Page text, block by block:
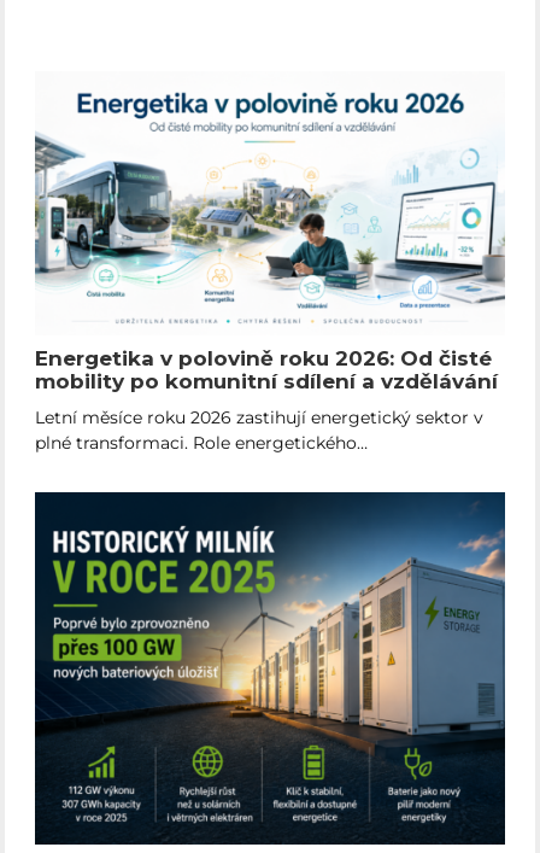
Energetika v polovině roku 2026: Od čisté
mobility po komunitní sdílení a vzdělávání
Letní měsíce roku 2026 zastihují energetický sektor v
plné transformaci. Role energetického…